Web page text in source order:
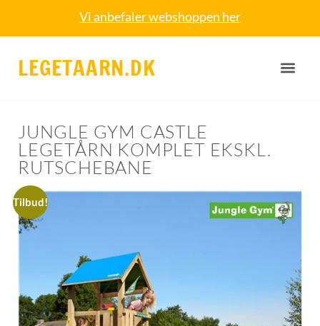
Vi anbefaler webshoppen her
LEGETAARN.DK
JUNGLE GYM CASTLE
LEGETÅRN KOMPLET EKSKL.
RUTSCHEBANE
Tilbud!